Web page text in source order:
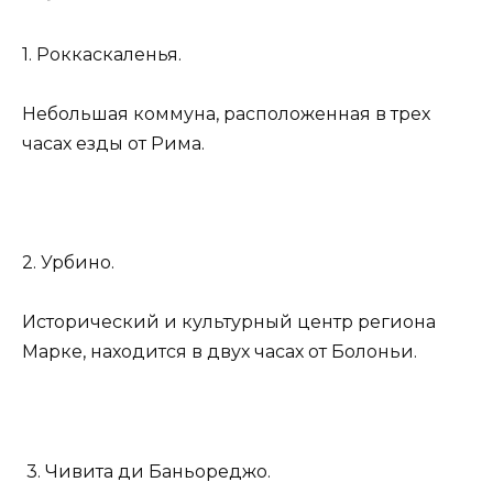
1. Роккаскаленья.
Небольшая коммуна, расположенная в трех
часах езды от Рима.
2. Урбино.
Исторический и культурный центр региона
Марке, находится в двух часах от Болоньи.
3. Чивита ди Баньореджо.